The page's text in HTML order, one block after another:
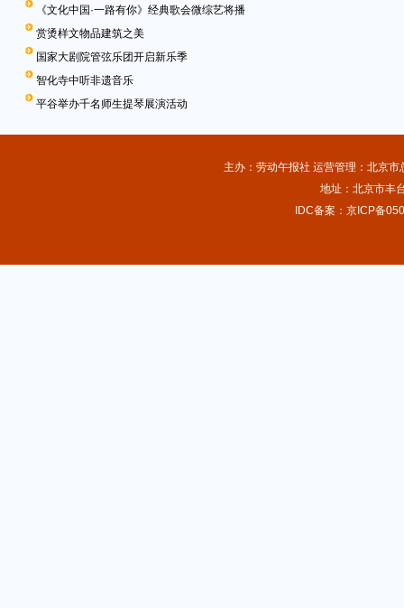
《文化中国·一路有你》经典歌会微综艺将播
赏烫样文物品建筑之美
国家大剧院管弦乐团开启新乐季
智化寺中听非遗音乐
平谷举办千名师生提琴展演活动
主办：劳动午报社 运营管理：北京
地址：北京市丰
IDC备案：京ICP备